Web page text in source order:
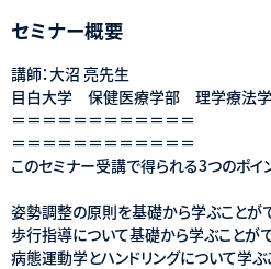
セミナー概要
講師：大沼 亮先生
目白大学 保健医療学部 理学療法
＝＝＝＝＝＝＝＝＝＝＝＝
＝＝＝＝＝＝＝＝＝＝＝＝
このセミナー受講で得られる3つのポイ
姿勢調整の原則を基礎から学ぶことが
歩行指導について基礎から学ぶことが
病態運動学とハンドリングについて学ぶ